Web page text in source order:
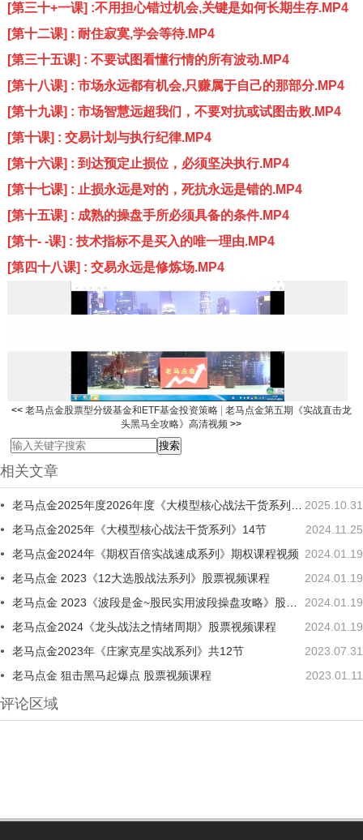
[第三十+一课] :不用担心错过机会,关键是如何长期生存.MP4
[第十二课] : 耐住寂寞,学会等待.MP4
[第三十五课] : 不要试图看懂行情的所有波动.MP4
[第十八课] : 市场永远都有机会,只赚属于自己的那部分.MP4
[第十九课] : 市场智慧远超我们，不要对抗或试图击败.MP4
[第十课] : 交易计划与执行纪律.MP4
[第十六课] : 到达预定止损位，必须坚决执行.MP4
[第十七课] : 止损永远是对的，死抗永远是错的.MP4
[第十五课] : 成熟的操盘手所必须具备的条件.MP4
[第十- -课] : 技术指标不是买入的唯一理由.MP4
[第四十八课] : 交易永远是修炼场.MP4
<< 老马点金股票型分级基金和ETF基金投资策略
老马点金第五期《实战直击龙
头黑马全攻略》高清视频 >>
相关文章
2025.10.31
老马点金2025年度2026年度《大模型核心战法干货系列》二期
2024.11.25
老马点金2025年《大模型核心战法干货系列》14节
2024.01.19
老马点金2024年《期权百倍实战速成系列》期权课程视频
2024.01.19
老马点金 2023《12大选股战法系列》股票视频课程
2024.01.19
老马点金 2023《波段是金~股民实用波段操盘攻略》股票视频课程
2024.01.19
老马点金2024《龙头战法之情绪周期》股票视频课程
2023.07.31
老马点金2023年《庄家克星实战系列》共12节
2023.01.11
老马点金 狙击黑马起爆点 股票视频课程
评论区域